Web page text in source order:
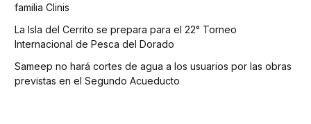
familia Clinis
La Isla del Cerrito se prepara para el 22° Torneo
Internacional de Pesca del Dorado
Sameep no hará cortes de agua a los usuarios por las obras
previstas en el Segundo Acueducto